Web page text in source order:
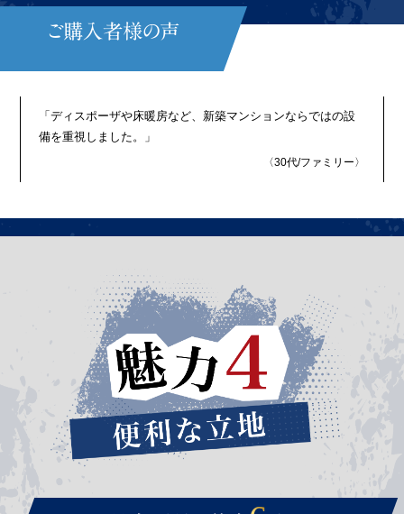
ご購入者様の声
「ディスポーザや床暖房など、新築マンションならではの設
備を重視しました。」
〈30代/ファミリー〉